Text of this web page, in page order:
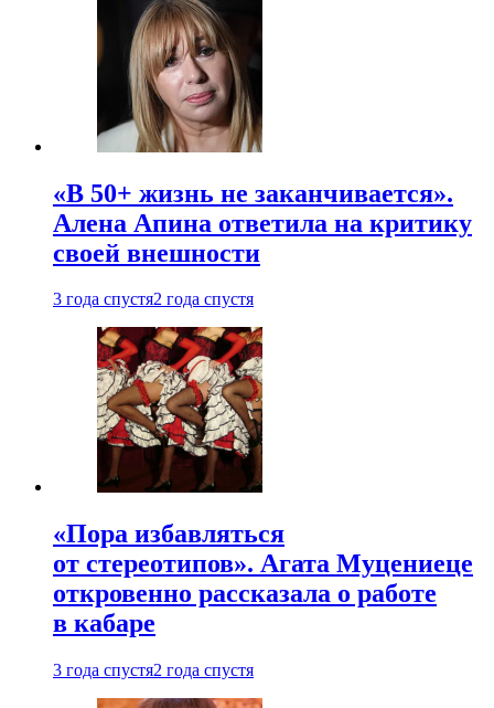
«В 50+ жизнь не заканчивается».
Алена Апина ответила на критику
своей внешности
3 года спустя2 года спустя
«Пора избавляться
от стереотипов». Агата Муцениеце
откровенно рассказала о работе
в кабаре
3 года спустя2 года спустя